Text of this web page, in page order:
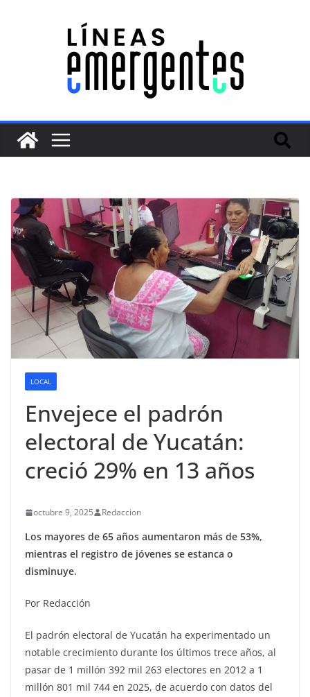
LOCAL
Envejece el padrón
electoral de Yucatán:
creció 29% en 13 años
octubre 9, 2025 Redaccion
Los mayores de 65 años aumentaron más de 53%,
mientras el registro de jóvenes se estanca o
disminuye.
Por Redacción
El padrón electoral de Yucatán ha experimentado un
notable crecimiento durante los últimos trece años, al
pasar de 1 millón 392 mil 263 electores en 2012 a 1
millón 801 mil 744 en 2025, de acuerdo con datos del